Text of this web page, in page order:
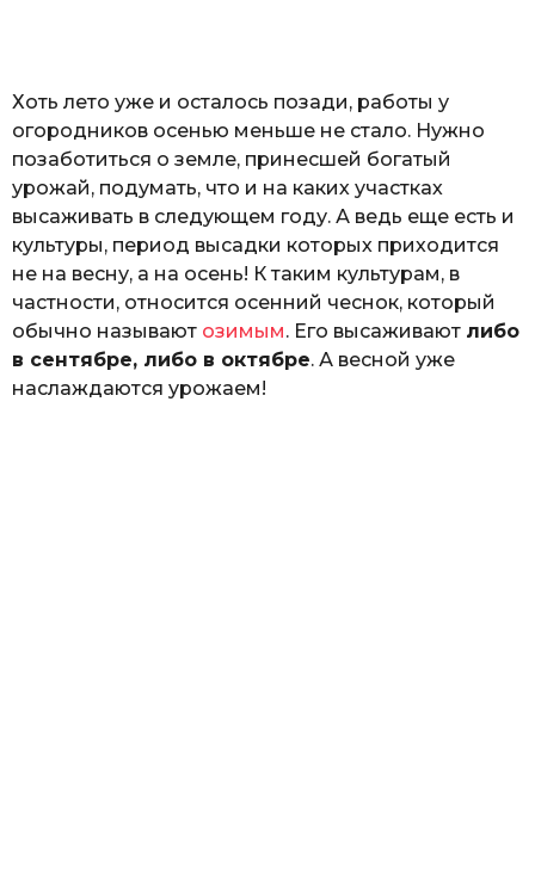
Хоть лето уже и осталось позади, работы у
огородников осенью меньше не стало. Нужно
позаботиться о земле, принесшей богатый
урожай, подумать, что и на каких участках
высаживать в следующем году. А ведь еще есть и
культуры, период высадки которых приходится
не на весну, а на осень! К таким культурам, в
частности, относится осенний чеснок, который
обычно называют озимым. Его высаживают либо
в сентябре, либо в октябре. А весной уже
наслаждаются урожаем!